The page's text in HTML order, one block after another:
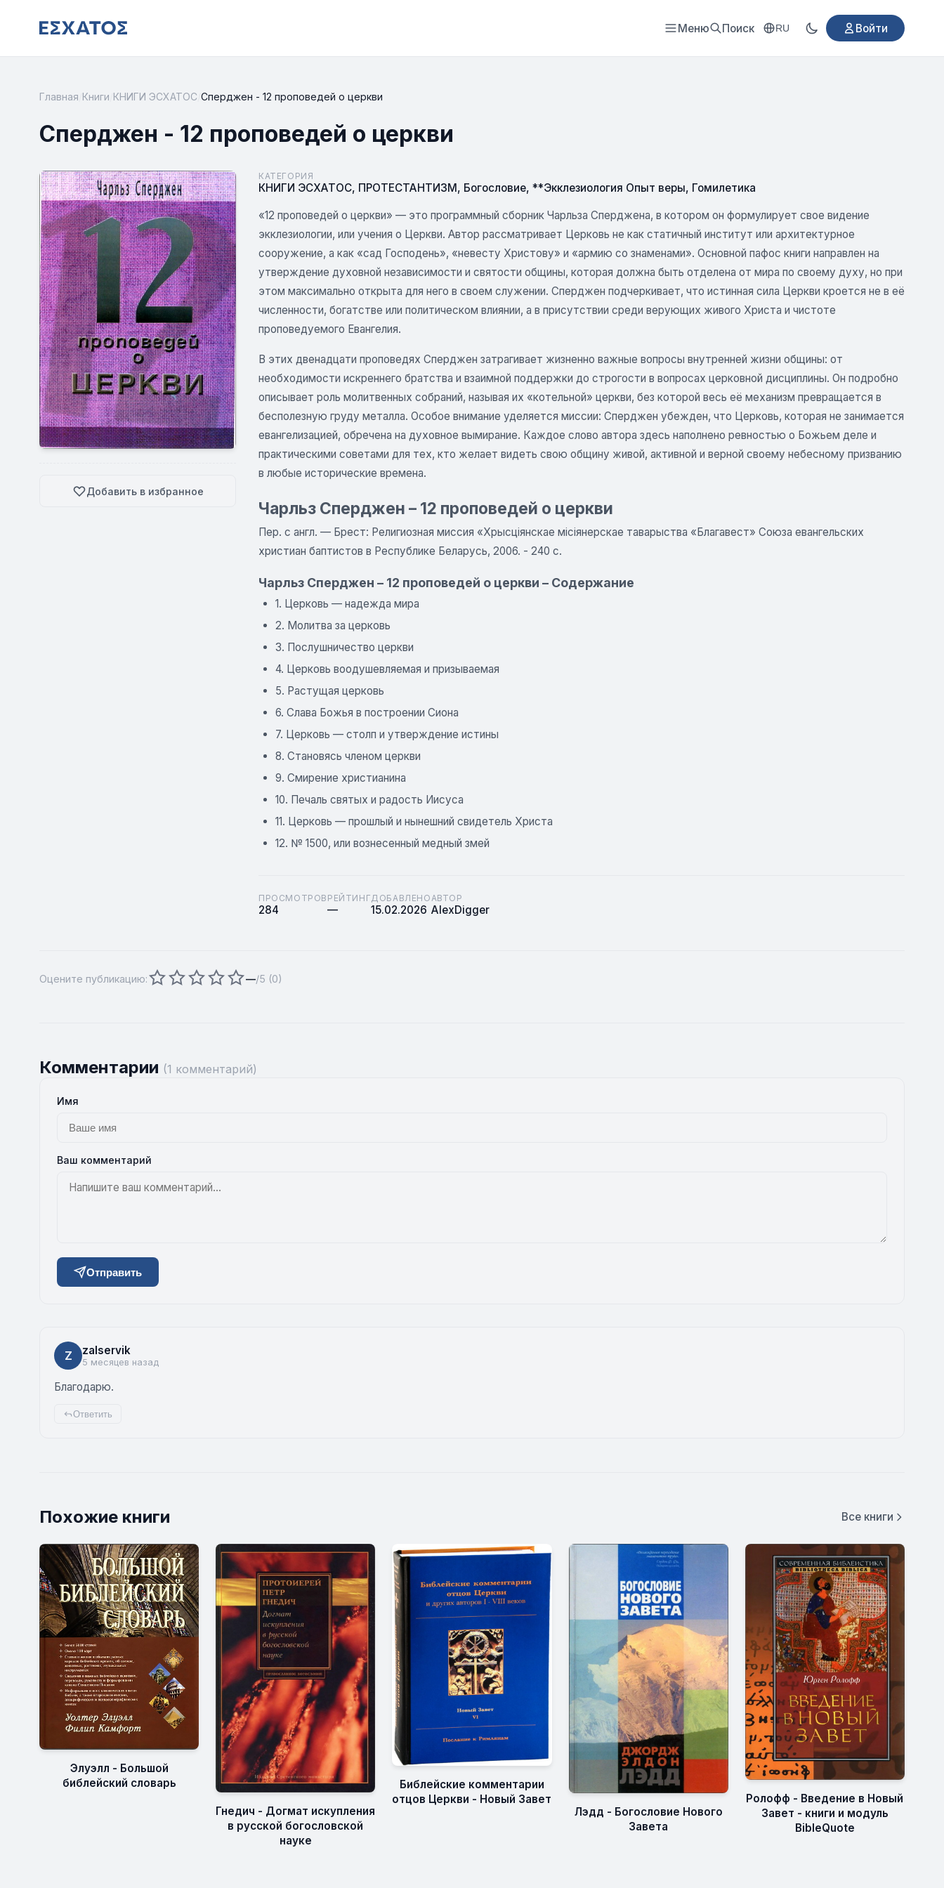
Меню Поиск RU Войти
Главная Книги КНИГИ ЭСХАТОС Сперджен - 12 проповедей о церкви
Сперджен - 12 проповедей о церкви
Добавить в избранное
КАТЕГОРИЯ
КНИГИ ЭСХАТОС, ПРОТЕСТАНТИЗМ, Богословие, **Экклезиология Опыт веры, Гомилетика
«12 проповедей о церкви» — это программный сборник Чарльза Сперджена, в котором он формулирует свое видение
экклезиологии, или учения о Церкви. Автор рассматривает Церковь не как статичный институт или архитектурное
сооружение, а как «сад Господень», «невесту Христову» и «армию со знаменами». Основной пафос книги направлен на
утверждение духовной независимости и святости общины, которая должна быть отделена от мира по своему духу, но при
этом максимально открыта для него в своем служении. Сперджен подчеркивает, что истинная сила Церкви кроется не в её
численности, богатстве или политическом влиянии, а в присутствии среди верующих живого Христа и чистоте
проповедуемого Евангелия.
В этих двенадцати проповедях Сперджен затрагивает жизненно важные вопросы внутренней жизни общины: от
необходимости искреннего братства и взаимной поддержки до строгости в вопросах церковной дисциплины. Он подробно
описывает роль молитвенных собраний, называя их «котельной» церкви, без которой весь её механизм превращается в
бесполезную груду металла. Особое внимание уделяется миссии: Сперджен убежден, что Церковь, которая не занимается
евангелизацией, обречена на духовное вымирание. Каждое слово автора здесь наполнено ревностью о Божьем деле и
практическими советами для тех, кто желает видеть свою общину живой, активной и верной своему небесному призванию
в любые исторические времена.
Чарльз Сперджен – 12 проповедей о церкви
Пер. с англ. — Брест: Религиозная миссия «Хрысціянскае місіянерскае таварыства «Благавест» Союза евангельских
христиан баптистов в Республике Беларусь, 2006. - 240 с.
Чарльз Сперджен – 12 проповедей о церкви – Содержание
1. Церковь — надежда мира
2. Молитва за церковь
3. Послушничество церкви
4. Церковь воодушевляемая и призываемая
5. Растущая церковь
6. Слава Божья в построении Сиона
7. Церковь — столп и утверждение истины
8. Становясь членом церкви
9. Смирение христианина
10. Печаль святых и радость Иисуса
11. Церковь — прошлый и нынешний свидетель Христа
12. № 1500, или вознесенный медный змей
ПРОСМОТРОВ
284
РЕЙТИНГ
—
ДОБАВЛЕНО
15.02.2026
АВТОР
AlexDigger
Оцените публикацию: —/5 (0)
Комментарии (1 комментарий)
Имя
Ваш комментарий
Отправить
Z zalservik
5 месяцев назад
Благодарю.
Ответить
Похожие книги Все книги
Элуэлл - Большой
библейский словарь
Гнедич - Догмат искупления
в русской богословской
науке
Библейские комментарии
отцов Церкви - Новый Завет
Лэдд - Богословие Нового
Завета
Ролофф - Введение в Новый
Завет - книги и модуль
BibleQuote